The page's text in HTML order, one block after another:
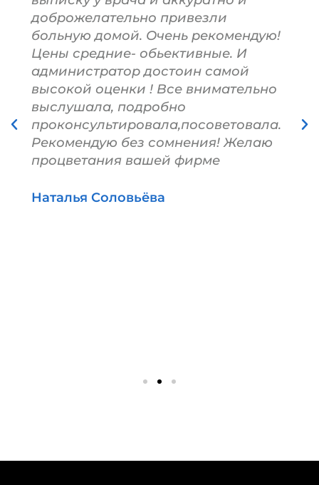
доброжелательно привезли
больную домой. Очень рекомендую!
Цены средние- обьективные. И
администратор достоин самой
высокой оценки ! Все внимательно
выслушала, подробно
проконсультировала,посоветовала.
Рекомендую без сомнения! Желаю
процветания вашей фирме
Наталья Соловьёва